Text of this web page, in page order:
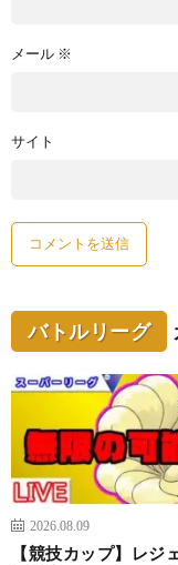
メール ※
サイト
バトルリーグ
2026.08.09
【競技カップ】レジ